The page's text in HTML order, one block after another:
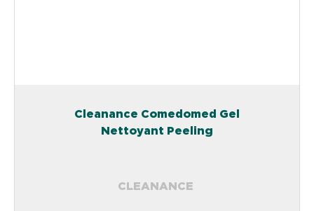
Cleanance Comedomed Gel
Nettoyant Peeling
CLEANANCE